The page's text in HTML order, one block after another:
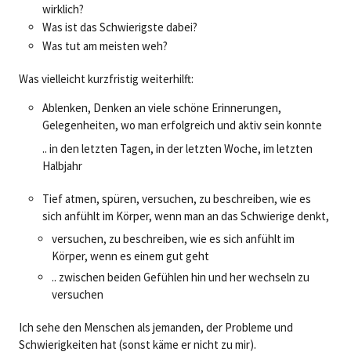
wirklich?
Was ist das Schwierigste dabei?
Was tut am meisten weh?
Was vielleicht kurzfristig weiterhilft:
Ablenken, Denken an viele schöne Erinnerungen,
Gelegenheiten, wo man erfolgreich und aktiv sein konnte
.. in den letzten Tagen, in der letzten Woche, im letzten
Halbjahr
Tief atmen, spüren, versuchen, zu beschreiben, wie es
sich anfühlt im Körper, wenn man an das Schwierige denkt,
versuchen, zu beschreiben, wie es sich anfühlt im
Körper, wenn es einem gut geht
.. zwischen beiden Gefühlen hin und her wechseln zu
versuchen
Ich sehe den Menschen als jemanden, der Probleme und
Schwierigkeiten hat (sonst käme er nicht zu mir).